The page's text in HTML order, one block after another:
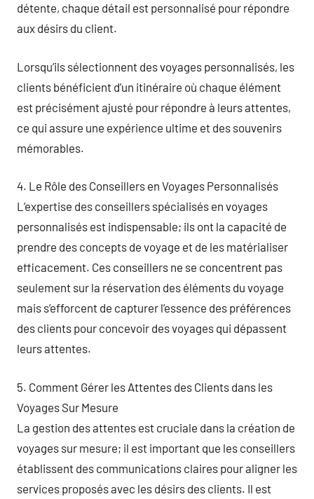
détente, chaque détail est personnalisé pour répondre
aux désirs du client.
Lorsqu’ils sélectionnent des voyages personnalisés, les
clients bénéficient d’un itinéraire où chaque élément
est précisément ajusté pour répondre à leurs attentes,
ce qui assure une expérience ultime et des souvenirs
mémorables.
4. Le Rôle des Conseillers en Voyages Personnalisés
L’expertise des conseillers spécialisés en voyages
personnalisés est indispensable; ils ont la capacité de
prendre des concepts de voyage et de les matérialiser
efficacement. Ces conseillers ne se concentrent pas
seulement sur la réservation des éléments du voyage
mais s’efforcent de capturer l’essence des préférences
des clients pour concevoir des voyages qui dépassent
leurs attentes.
5. Comment Gérer les Attentes des Clients dans les
Voyages Sur Mesure
La gestion des attentes est cruciale dans la création de
voyages sur mesure; il est important que les conseillers
établissent des communications claires pour aligner les
services proposés avec les désirs des clients. Il est